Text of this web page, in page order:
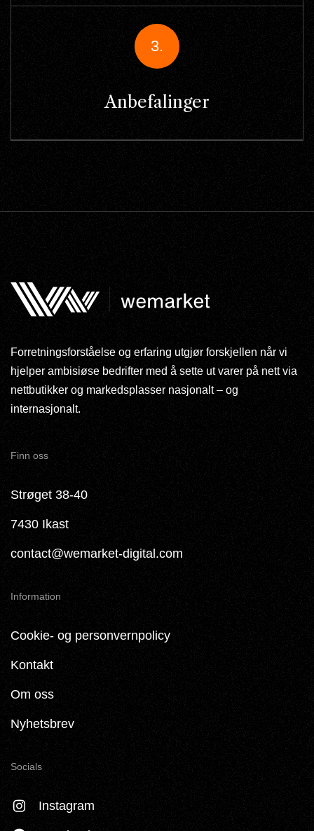
3.
Anbefalinger
Forretningsforståelse og erfaring utgjør forskjellen når vi
hjelper ambisiøse bedrifter med å sette ut varer på nett via
nettbutikker og markedsplasser nasjonalt – og
internasjonalt.
Finn oss
Strøget 38-40
7430 Ikast
contact@wemarket-digital.com
Information
Cookie- og personvernpolicy
Kontakt
Om oss
Nyhetsbrev
Socials
Instagram